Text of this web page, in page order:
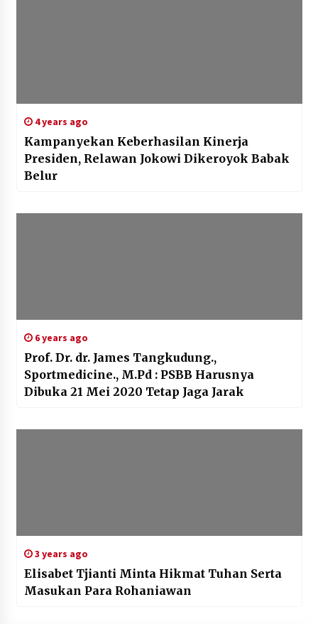
4 years ago
Kampanyekan Keberhasilan Kinerja
Presiden, Relawan Jokowi Dikeroyok Babak
Belur
6 years ago
Prof. Dr. dr. James Tangkudung.,
Sportmedicine., M.Pd : PSBB Harusnya
Dibuka 21 Mei 2020 Tetap Jaga Jarak
3 years ago
Elisabet Tjianti Minta Hikmat Tuhan Serta
Masukan Para Rohaniawan